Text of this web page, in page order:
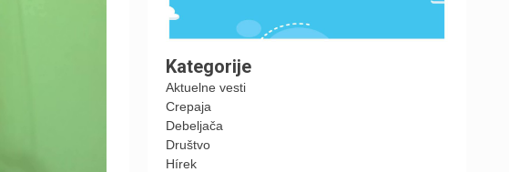
Kategorije
Aktuelne vesti
Crepaja
Debeljača
Društvo
Hírek